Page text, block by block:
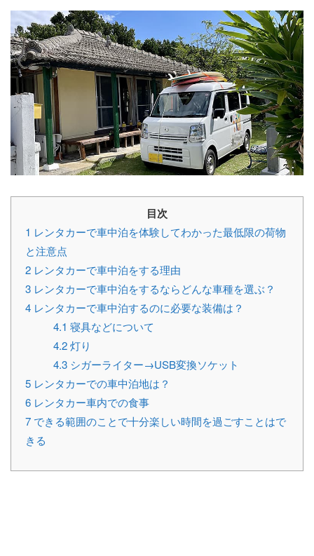
目次
1 レンタカーで車中泊を体験してわかった最低限の荷物
と注意点
2 レンタカーで車中泊をする理由
3 レンタカーで車中泊をするならどんな車種を選ぶ？
4 レンタカーで車中泊するのに必要な装備は？
4.1 寝具などについて
4.2灯り
4.3 シガーライター→USB変換ソケット
5 レンタカーでの車中泊地は？
6 レンタカー車内での食事
7 できる範囲のことで十分楽しい時間を過ごすことはで
きる